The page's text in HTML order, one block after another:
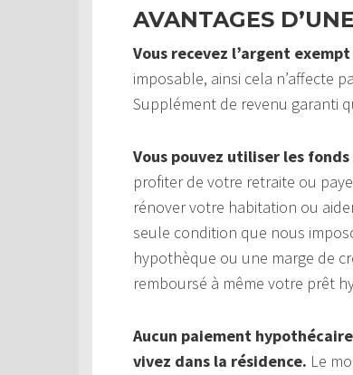
AVANTAGES
Vous recevez l’argent
imposable, ainsi cela n’affecte
Supplément de revenu garanti
Vous pouvez utiliser les
profiter de votre retraite ou
rénover votre habitation ou
seule condition que nous
hypothèque ou une marge de
remboursé à même votre prêt
Aucun paiement
vivez dans la résidence. Le